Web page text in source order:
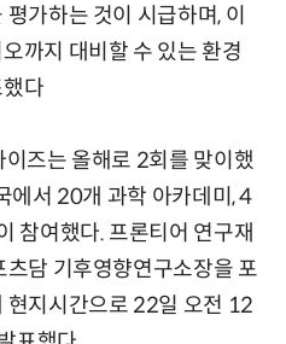
가하는 것이 시급하며, 이
까지 대비할 수 있는 환경
다
즈는 올해로 2회를 맞이했
에서 20개 과학 아카데미, 4
참여했다. 프론티어 연구재
담 기후영향연구소장을 포
현지시간으로 22일 오전 12